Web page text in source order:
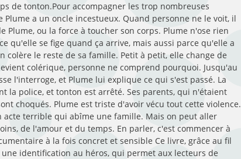
de tonton.Pour accompagner les trop nombreuses
Plume a un oncle incestueux. Quand personne ne le voit, il
Plume, ou la force à toucher son corps. Plume n'ose rien
qu'elle se fige quand ça arrive, mais aussi parce qu'elle a
colère le reste de sa famille. Petit à petit, elle change de
colérique, personne ne comprend pourquoi. Jusqu'au
l'interroge, et Plume lui explique ce qui s'est passé. La
la police, et tonton est arrêté. Ses parents, qui n'étaient
choqués. Plume est triste d'avoir vécu tout cette violence.
acte terrible qui abîme une famille. Mais on peut aller
de l'amour et du temps. En parler, c'est commencer à
à la fois concret et sensible Ce livre, grâce au fil
identification au héros, qui permet aux lecteurs de